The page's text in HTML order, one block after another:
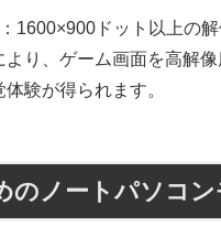
1600×900ドット以上の
より、ゲーム画面を高解
験が得られます。
のノートパソコ